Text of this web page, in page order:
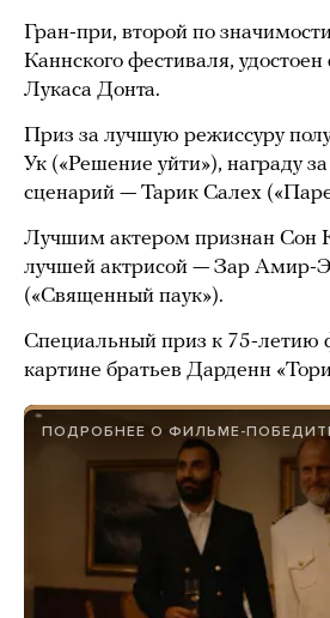
Гран-при, второй по
Каннского фестиваля,
Лукаса Донта.
Приз за лучшую режиссуру
Ук («Решение уйти»), награду
сценарий — Тарик Салех
Лучшим актером признан Сон
лучшей актрисой — Зар Амир-
(«Священный паук»).
Специальный приз к 75-летию
картине братьев Дарденн
ПОДРОБНЕЕ О ФИЛЬМЕ-